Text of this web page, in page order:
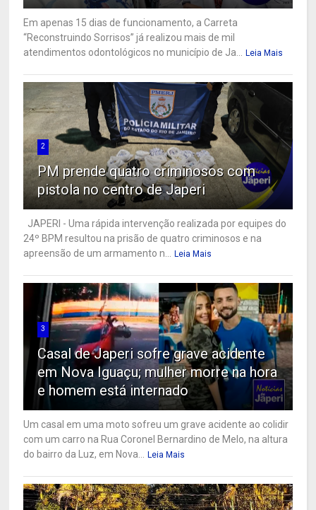
Em apenas 15 dias de funcionamento, a Carreta
“Reconstruindo Sorrisos” já realizou mais de mil
atendimentos odontológicos no município de Ja...
Leia Mais
2
PM prende quatro criminosos com
pistola no centro de Japeri
JAPERI - Uma rápida intervenção realizada por equipes do
24º BPM resultou na prisão de quatro criminosos e na
apreensão de um armamento n...
Leia Mais
3
Casal de Japeri sofre grave acidente
em Nova Iguaçu; mulher morre na hora
e homem está internado
Um casal em uma moto sofreu um grave acidente ao colidir
com um carro na Rua Coronel Bernardino de Melo, na altura
do bairro da Luz, em Nova...
Leia Mais